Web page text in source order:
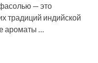
— это
традиций индийской
ароматы …